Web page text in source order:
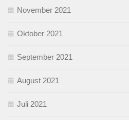
November 2021
Oktober 2021
September 2021
August 2021
Juli 2021